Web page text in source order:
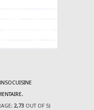
2,73OUT OF 5)